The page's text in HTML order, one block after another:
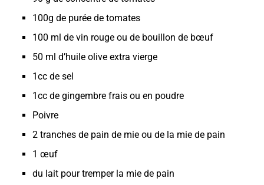
100g de purée de tomates
100 ml de vin rouge ou de bouillon de bœuf
50 ml d’huile olive extra vierge
1cc de sel
1cc de gingembre frais ou en poudre
Poivre
2 tranches de pain de mie ou de la mie de pain
1 œuf
du lait pour tremper la mie de pain